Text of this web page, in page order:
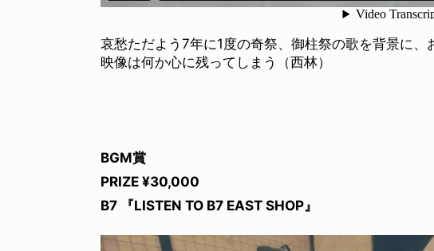
哀愁ただよう7年に1度の奇祭、御柱祭の歌を背景に、
映像は何か心に残ってしまう（西林）
BGM賞
PRIZE ¥30,000
B7 『LISTEN TO B7 EAST SHOP』